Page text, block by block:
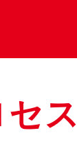
ス